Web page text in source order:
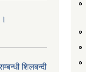
शिलबन्दी